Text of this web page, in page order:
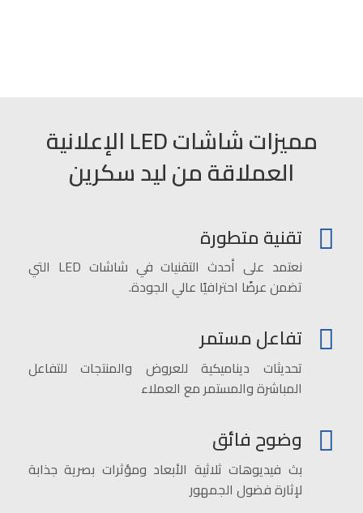
مميزات شاشات LED الإعلانية
العملاقة من ليد سكرين
تقنية متطورة
نعتمد على أحدث التقنيات في شاشات LED التي
تضمن عرضًا احترافيًا عالي الجودة.
تفاعل مستمر
تحديثات ديناميكية للعروض والمنتجات للتفاعل
المباشرة والمستمر مع العملاء
وضوح فائق
بث فيديوهات ثلاثية الأبعاد ومؤثرات بصرية جذابة
لإثارة فضول الجمهور